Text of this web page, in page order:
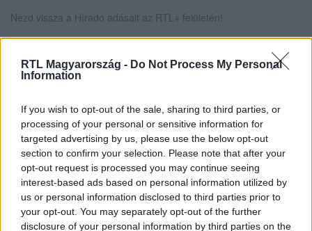
RTL Magyarország - Do Not Process My Personal
Information
If you wish to opt-out of the sale, sharing to third parties, or
processing of your personal or sensitive information for
targeted advertising by us, please use the below opt-out
section to confirm your selection. Please note that after your
opt-out request is processed you may continue seeing
interest-based ads based on personal information utilized by
us or personal information disclosed to third parties prior to
your opt-out. You may separately opt-out of the further
disclosure of your personal information by third parties on the
Nézd vissza a Híradó adásait az RTL+ felületén!
Itt állítsd be, hogy az RTL.hu az elsők között